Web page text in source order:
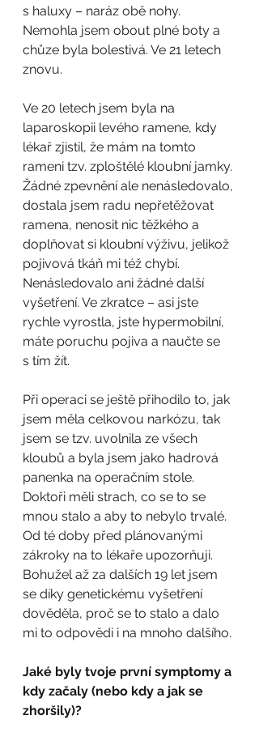
s haluxy – naráz obě nohy.
Nemohla jsem obout plné boty a
chůze byla bolestivá. Ve 21 letech
znovu.
Ve 20 letech jsem byla na
laparoskopii levého ramene, kdy
lékař zjistil, že mám na tomto
rameni tzv. zploštělé kloubní jamky.
Žádné zpevnění ale nenásledovalo,
dostala jsem radu nepřetěžovat
ramena, nenosit nic těžkého a
doplňovat si kloubní výživu, jelikož
pojivová tkáň mi též chybí.
Nenásledovalo ani žádné další
vyšetření. Ve zkratce – asi jste
rychle vyrostla, jste hypermobilní,
máte poruchu pojiva a naučte se
s tím žít.
Při operaci se ještě přihodilo to, jak
jsem měla celkovou narkózu, tak
jsem se tzv. uvolnila ze všech
kloubů a byla jsem jako hadrová
panenka na operačním stole.
Doktoři měli strach, co se to se
mnou stalo a aby to nebylo trvalé.
Od té doby před plánovanými
zákroky na to lékaře upozorňuji.
Bohužel až za dalších 19 let jsem
se díky genetickému vyšetření
dověděla, proč se to stalo a dalo
mi to odpovědi i na mnoho dalšího.
Jaké byly tvoje první symptomy a
kdy začaly (nebo kdy a jak se
zhoršily)?